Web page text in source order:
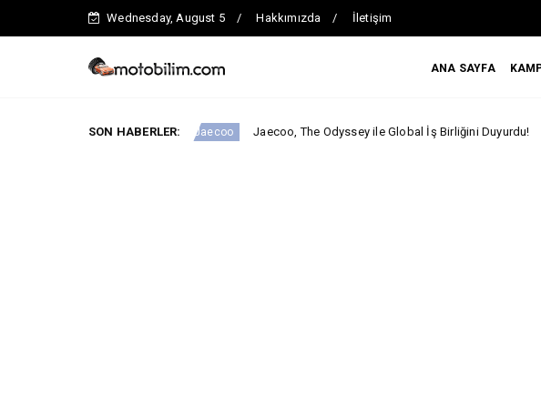
Wednesday, August 5 Hakkımızda İletişim
ANA SAYFA
SON HABERLER:
Jaecoo Jaecoo, The Odyssey ile Global İş Birliğini Duyurdu! ARABA